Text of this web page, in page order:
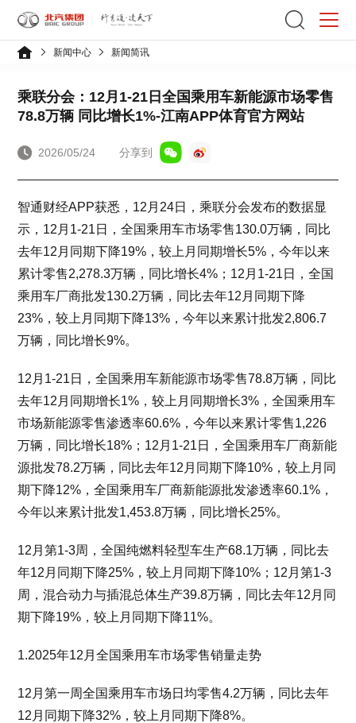
新闻中心 新闻简讯
乘联分会：12月1-21日全国乘用车新能源市场零售
78.8万辆 同比增长1%-江南APP体育官方网站
2026/05/24 分享到
智通财经APP获悉，12月24日，乘联分会发布的数据显
示，12月1-21日，全国乘用车市场零售130.0万辆，同比
去年12月同期下降19%，较上月同期增长5%，今年以来
累计零售2,278.3万辆，同比增长4%；12月1-21日，全国
乘用车厂商批发130.2万辆，同比去年12月同期下降
23%，较上月同期下降13%，今年以来累计批发2,806.7
万辆，同比增长9%。
12月1-21日，全国乘用车新能源市场零售78.8万辆，同比
去年12月同期增长1%，较上月同期增长3%，全国乘用车
市场新能源零售渗透率60.6%，今年以来累计零售1,226
万辆，同比增长18%；12月1-21日，全国乘用车厂商新能
源批发78.2万辆，同比去年12月同期下降10%，较上月同
期下降12%，全国乘用车厂商新能源批发渗透率60.1%，
今年以来累计批发1,453.8万辆，同比增长25%。
12月第1-3周，全国纯燃料轻型车生产68.1万辆，同比去
年12月同期下降25%，较上月同期下降10%；12月第1-3
周，混合动力与插混总体生产39.8万辆，同比去年12月同
期下降19%，较上月同期下降11%。
1.2025年12月全国乘用车市场零售销量走势
12月第一周全国乘用车市场日均零售4.2万辆，同比去年
12月同期下降32%，较上月同期下降8%。